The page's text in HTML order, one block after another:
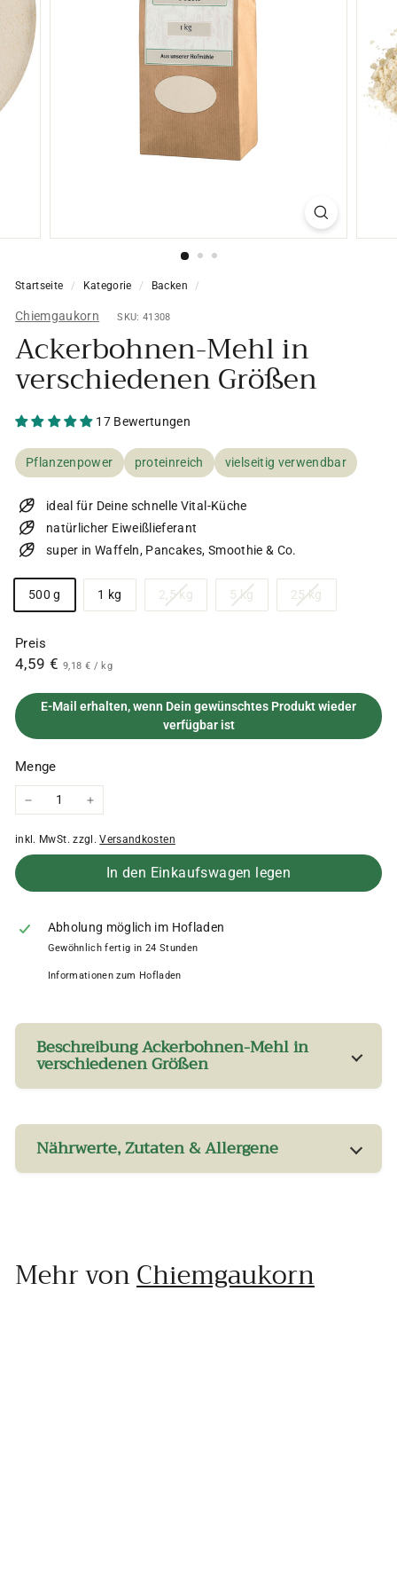
Startseite / Kategorie / Backen /
Chiemgaukorn SKU: 41308
Ackerbohnen-Mehl in
verschiedenen Größen
17 Bewertungen
Pflanzenpower proteinreich vielseitig verwendbar
ideal für Deine schnelle Vital-Küche
natürlicher Eiweißlieferant
super in Waffeln, Pancakes, Smoothie & Co.
Größe
500 g 1 kg 2,5 kgVariante
ausverkauft
5 kg Variante
ausverkauft
25 kg
ausverkauft
Preis
Normaler
4,59 € 4,59
9,18 € 9,18
/ kg
E-Mail erhalten, wenn Dein gewünschtes Produkt wieder
verfügbar ist
Menge
inkl. MwSt. zzgl.Versandkosten
In den Einkaufswagen legen
Abholung möglich im Hofladen
Gewöhnlich fertig in 24 Stunden
Informationen zum Hofladen
Beschreibung Ackerbohnen-Mehl in
verschiedenen Größen
Nährwerte, Zutaten & Allergene
Mehr vonChiemgaukorn